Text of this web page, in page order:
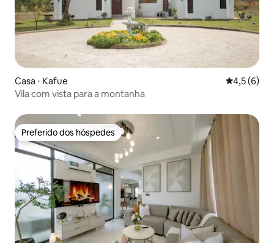
Casa ⋅ Kafue 4,5 de
4,5 (6)
Vila com vista para a montanha
Preferido dos hóspedes
Preferido dos hóspedes